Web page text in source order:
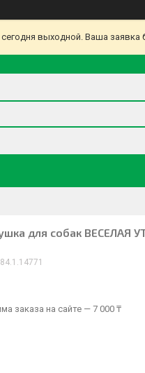
выходной. Ваша
для собак ВЕСЕЛАЯ
заказа на сайте — 7 000 ₸